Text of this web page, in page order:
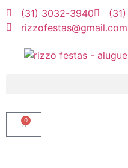
(31) 3032-3940
rizzofestas@gmail.com
0